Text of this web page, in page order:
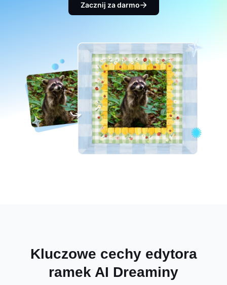
Zacznij za darmo
Kluczowe cechy edytora
ramek AI Dreaminy